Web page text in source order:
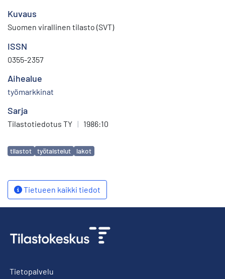
Kuvaus
Suomen virallinen tilasto (SVT)
ISSN
0355-2357
Aihealue
työmarkkinat
Sarja
Tilastotiedotus TY | 1986:10
Avainsanat
tilastot työtaistelut lakot
Tietueen kaikki tiedot
Tietopalvelu